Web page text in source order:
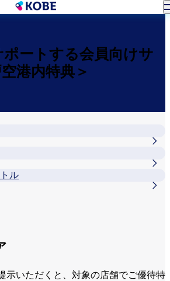
ポートする会員向けサ
港内特典＞
ル
示いただくと、対象の店舗でご優待特